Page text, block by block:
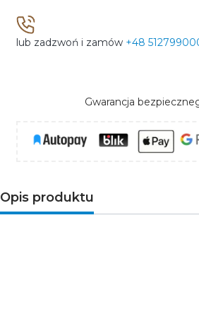
lub zadzwoń i zamów +48
Gwarancja
Opis produktu